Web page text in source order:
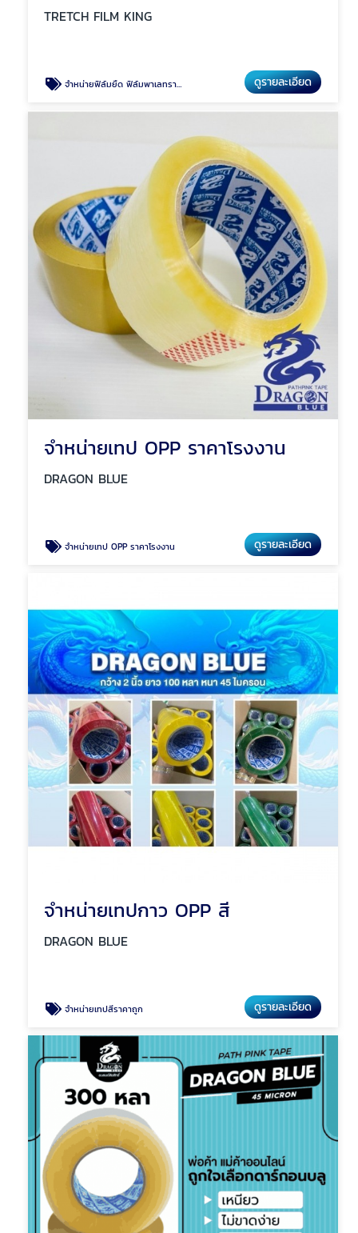
TRETCH FILM KING
จำหน่ายฟิล์มยืด ฟิล์มพาเลทราคาโรงงาน ดูรายละเอียด
จำหน่ายเทป OPP ราคาโรงงาน
DRAGON BLUE
จำหน่ายเทป OPP ราคาโรงงาน ดูรายละเอียด
จำหน่ายเทปกาว OPP สี
DRAGON BLUE
จำหน่ายเทปสีราคาถูก ดูรายละเอียด